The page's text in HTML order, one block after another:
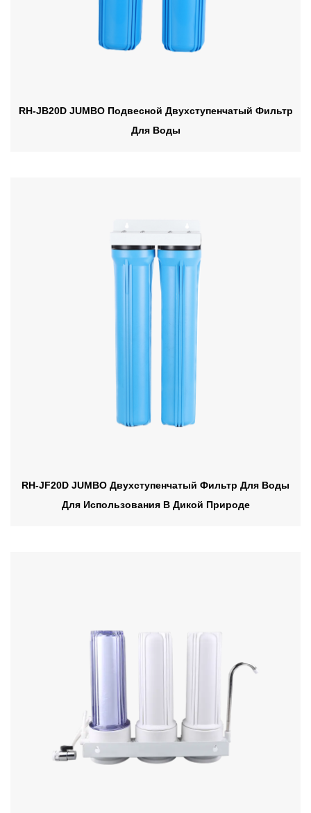
RH-JB20D JUMBO Подвесной Двухступенчатый Фильтр
Для Воды
RH-JF20D JUMBO Двухступенчатый Фильтр Для Воды
Для Использования В Дикой Природе